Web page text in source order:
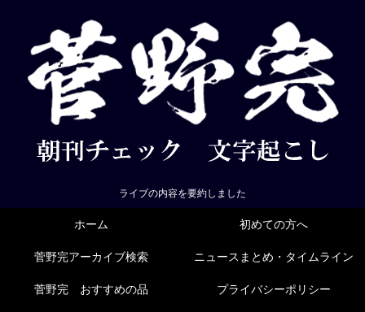
ライブの内容を要約しました
ホーム 初めての方へ
菅野完アーカイブ検索 ニュースまとめ・タイムライン
菅野完 おすすめの品 プライバシーポリシー